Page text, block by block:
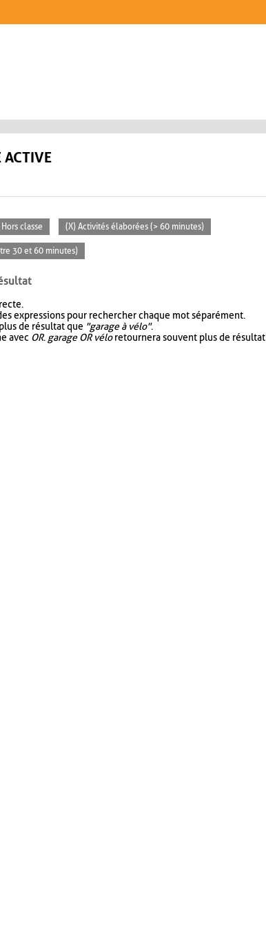
ACTIVE
classe (X) Activités élaborées (> 60 minutes)
30 et 60 minutes)
expressions pour rechercher chaque mot séparément.
de résultat que "garage à vélo".
avec OR. garage OR véloretournera souvent plus de résultat